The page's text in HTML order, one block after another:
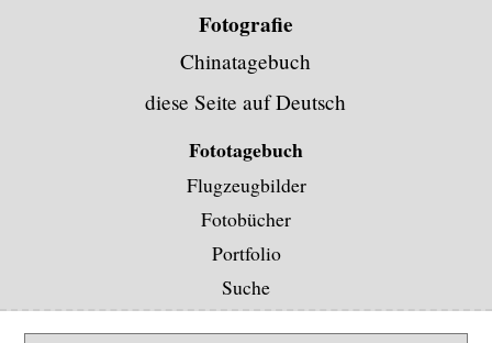
Fotografie
Chinatagebuch
diese Seite aufDeutsch
Fototagebuch
Flugzeugbilder
Fotobücher
Portfolio
Suche